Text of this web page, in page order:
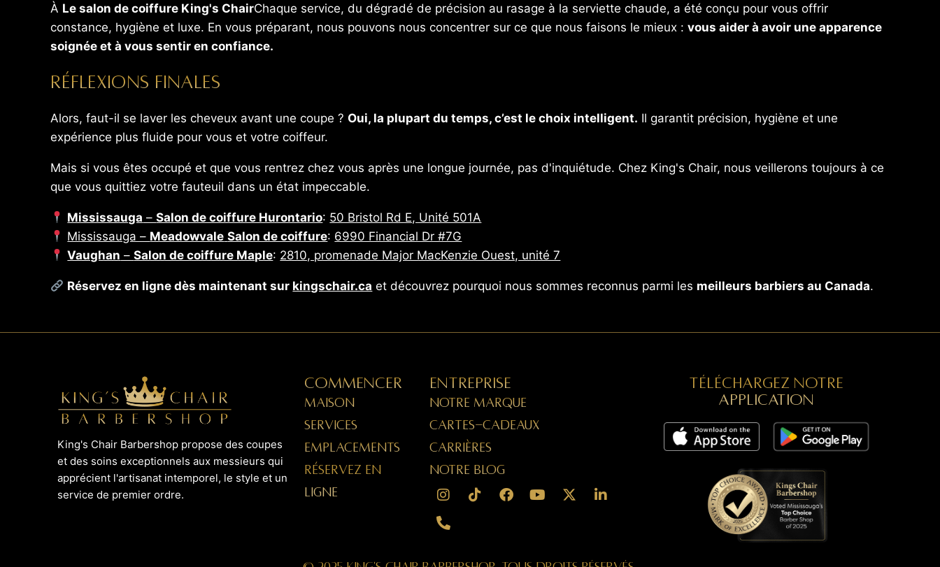
À Le salon de coiffure King's ChairChaque service, du dégradé de précision au rasage à la serviette chaude, a été conçu pour vous offrir
constance, hygiène et luxe. En vous préparant, nous pouvons nous concentrer sur ce que nous faisons le mieux : vous aider à avoir une apparence
soignée et à vous sentir en confiance.
Réflexions finales
Alors, faut-il se laver les cheveux avant une coupe ? Oui, la plupart du temps, c’est le choix intelligent. Il garantit précision, hygiène et une
expérience plus fluide pour vous et votre coiffeur.
Mais si vous êtes occupé et que vous rentrez chez vous après une longue journée, pas d'inquiétude. Chez King's Chair, nous veillerons toujours à ce
que vous quittiez votre fauteuil dans un état impeccable.
Mississauga –Salon de coiffure Hurontario: 50 Bristol Rd E, Unité 501A
Mississauga – Meadowvale Salon de coiffure: 6990 Financial Dr #7G
Vaughan –Salon de coiffure Maple: 2810, promenade Major MacKenzie Ouest, unité 7
Réservez en ligne dès maintenant sur kingschair.ca et découvrez pourquoi nous sommes reconnus parmi les meilleurs barbiers au Canada.
King's Chair Barbershop propose des coupes
et des soins exceptionnels aux messieurs qui
apprécient l'artisanat intemporel, le style et un
service de premier ordre.
Commencer
MAISON
SERVICES
EMPLACEMENTS
RÉSERVEZ EN
LIGNE
Entreprise
NOTRE MARQUE
CARTES-CADEAUX
CARRIÈRES
NOTRE BLOG
Téléchargez notre
application